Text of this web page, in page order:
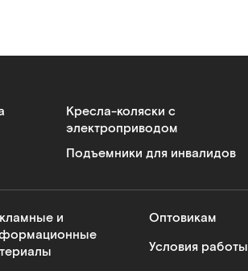
Кресла-коляски с
электроприводом
Подъемники для инвалидов
и
Оптовикам
Условия работы